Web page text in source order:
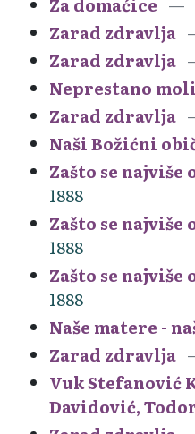
Zarad zdravlja
Zarad zdravlja
Neprestano
Zarad zdravlja
Naši Božićni
Zašto se najviše
1888
Zašto se najviše
1888
Zašto se najviše
1888
Naše matere -
Zarad zdravlja
Vuk Stefanović
Davidović,